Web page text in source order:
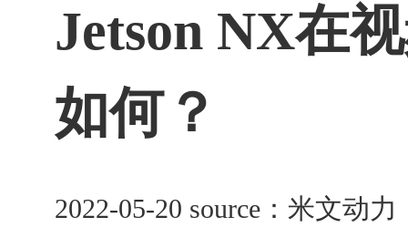
Jetson NX在
如何？
2022-05-20 source：米文动力